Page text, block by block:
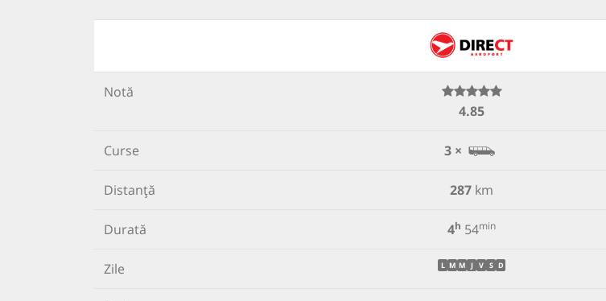
Notă
4.85
Curse 3 ×
Distanță 287 km
Durată 4h 54min
Zile L M M J V S D